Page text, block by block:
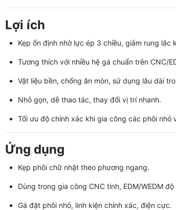
Lợi ích
Kẹp ổn định nhờ lực ép 3 chiều, giảm rung lắc
Tương thích với nhiều hệ gá chuẩn trên CNC/
Vật liệu bền, chống ăn mòn, sử dụng lâu dài
Nhỏ gọn, dễ thao tác, thay đổi vị trí nhanh.
Tối ưu độ chính xác khi gia công các phôi nhỏ
Ứng dụng
Kẹp phôi chữ nhật theo phương ngang.
Dùng trong gia công CNC tinh, EDM/WEDM
Gá đặt phôi nhỏ, linh kiện chính xác, điện cực.